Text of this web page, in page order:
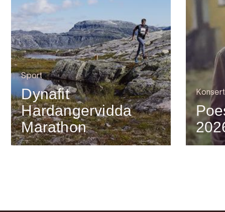
Sport
Dynafit
Hardangervidda
Marathon
Konsert